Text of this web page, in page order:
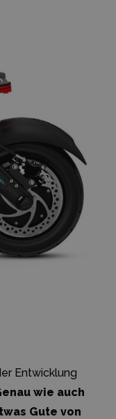
Entwicklung
wie auch
Gute von